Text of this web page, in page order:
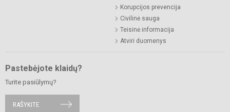
Korupcijos prevencija
Civilinė sauga
Teisinė informacija
Atviri duomenys
Pastebėjote klaidų?
Turite pasiūlymų?
RAŠYKITE